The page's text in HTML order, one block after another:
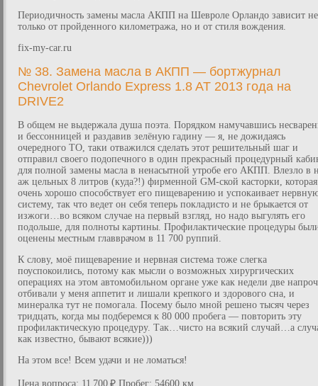
Периодичность замены масла АКПП на Шевроле Орландо зависит не
только от пройденного километража, но и от стиля вождения.
fix-my-car.ru
№ 38. Замена масла в АКПП — бортжурнал
Chevrolet Orlando Express 1.8 AT 2013 года на
DRIVE2
В общем не выдержала душа поэта. Порядком намучавшись
и бессонницей и раздавив зелёную гадину — я, не дожидаясь
очередного ТО, таки отважился сделать этот решительный шаг и
отправил своего подопечного в один прекрасный процедурный
для полной замены масла в ненасытной утробе его АКПП. Влезло в
аж цельных 8 литров (куда?!) фирменной GM-ской касторки, которая
очень хорошо способствует его пищеварению и успокаивает
систему, так что ведет он себя теперь покладисто и не брыкается от
изжоги…во всяком случае на первый взгляд, но надо выгулять его
подольше, для полноты картины. Профилактические процедуры
оценены местным главврачом в 11 700 руппий.
К слову, моё пищеварение и нервная система тоже слегка
поуспокоились, потому как мысли о возможных хирургических
операциях на этом автомобильном органе уже как недели две
отбивали у меня аппетит и лишали крепкого и здорового сна, и
минералка тут не помогала. Посему было мной решено тысяч через
тридцать, когда мы подберемся к 80 000 пробега — повторить эту
профилактическую процедуру. Так…чисто на всякий случай…а
как известно, бывают всякие)))
На этом все! Всем удачи и не ломаться!
Цена вопроса: 11 700 ₽ Пробег: 54600 км